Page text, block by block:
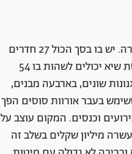
המלון הוא מתחם פרטי ענק בן 8 דונם, מוקף פיסות טבע גולמיות וצמחייה עשירה. יש בו בסך הכול 27 חדרים
עם מרפסות כולל חדרי גן ו-3 סוויטות, אחת מהן נשיאותית. כך שבפועל, בתפוסת שיא יכולים לשהות בו 54
שונים, בארבעה מבנים,
בעבר אורוות סוסים הפך
וכנסים. המקום עוצב על
מיליון שקלים בשלב זה